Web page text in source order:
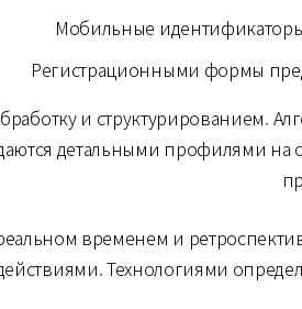
Мобильные
Регистрационными формы
и структурированием.
детальными профилями
временем и
Технологиями